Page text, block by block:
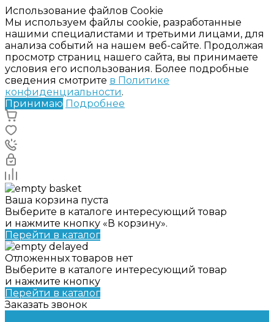
Использование файлов Cookie
Мы используем файлы cookie, разработанные
нашими специалистами и третьими лицами, для
анализа событий на нашем веб-сайте. Продолжая
просмотр страниц нашего сайта, вы принимаете
условия его использования. Более подробные
сведения смотрите в Политике
конфиденциальности.
Принимаю Подробнее
Ваша корзина пуста
Выберите в каталоге интересующий товар
и нажмите кнопку «В корзину».
Перейти в каталог
Отложенных товаров нет
Выберите в каталоге интересующий товар
и нажмите кнопку
Перейти в каталог
Заказать звонок